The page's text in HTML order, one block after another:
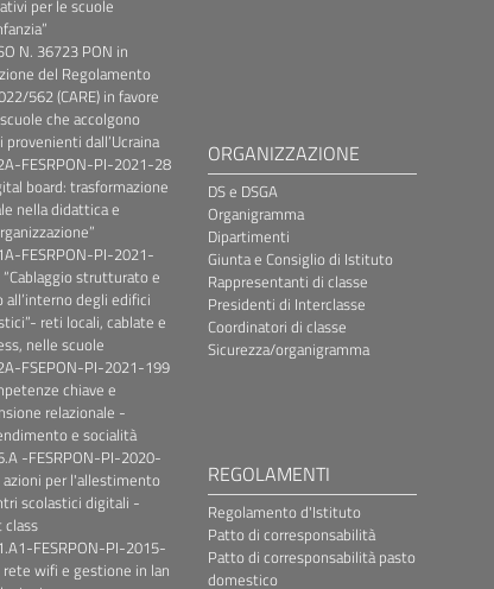
per le scuole
N. 36723 PON in
del Regolamento
562 (CARE) in favore
che accolgono
provenienti dall’Ucraina
FESRPON-PI-2021-28
board: trasformazione
nella didattica e
FESRPON-PI-2021-
strutturato e
all’interno degli edifici
reti locali, cablate e
nelle scuole
FSEPON-PI-2021-199
chiave e
relazionale -
e socialità
-FESRPON-PI-2020-
per l'allestimento
scolastici digitali -
class
FESRPON-PI-2015-
wifi e gestione in lan
ORGANIZZAZIONE
DS e DSGA
Organigramma
Dipartimenti
Giunta e Consiglio di Istituto
Rappresentanti di classe
Presidenti di Interclasse
Coordinatori di classe
Sicurezza/organigramma
REGOLAMENTI
Regolamento d'Istituto
Patto di corresponsabilità
Patto di corresponsabilità pasto
domestico